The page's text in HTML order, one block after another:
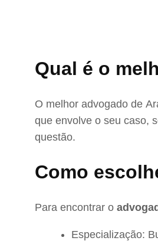
Qual é o
O melhor advogado de
que envolve o seu caso,
questão.
Como
Para encontrar o
Especialização: